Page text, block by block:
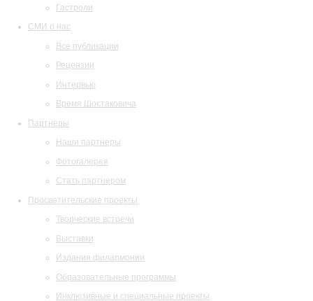
Гастроли
СМИ о нас
Все публикации
Рецензии
Интервью
Время Шостаковича
Партнеры
Наши партнеры
Фотогалерея
Стать партнером
Просветительские проекты
Творческие встречи
Выставки
Издания филармонии
Образовательные программы
Инклюзивные и специальные проекты